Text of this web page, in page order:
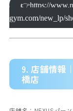
👉https://
gym.com/new_lp/
9. 店舗情報
橋店